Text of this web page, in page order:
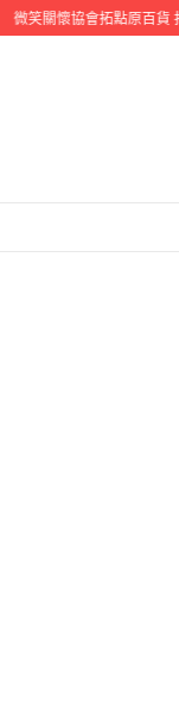
微笑關懷協會拓點原百貨 打